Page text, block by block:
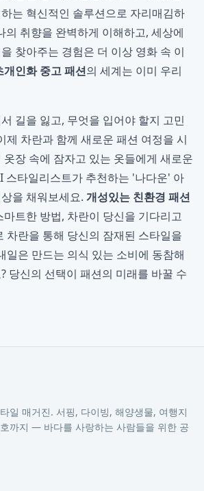
는 혁신적인 솔루션으로 자리매김하
의 취향을 완벽하게 이해하고, 세상에
찾아주는 경험은 더 이상 영화 속 이
개인화 중고 패션의 세계는 이미 우리
길을 잃고, 무엇을 입어야 할지 고민
제 차란과 함께 새로운 패션 여정을 시
장 속에 잠자고 있는 옷들에게 새로운
스타일리스트가 추천하는 '나다운' 아
을 채워보세요. 개성있는 친환경 패션
트한 방법, 차란이 당신을 기다리고
차란을 통해 당신의 잠재된 스타일을
일은 만드는 의식 있는 소비에 동참해
당신의 선택이 패션의 미래를 바꿀 수
일 매거진. 서핑, 다이빙, 해양생물, 여행지
까지 — 바다를 사랑하는 사람들을 위한 공